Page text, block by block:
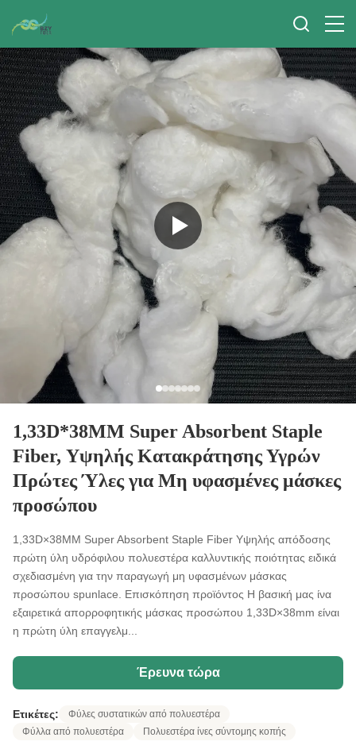
1,33D*38MM Super Absorbent Staple
Fiber, Υψηλής Κατακράτησης Υγρών
Πρώτες Ύλες για Μη υφασμένες μάσκες
προσώπου
1,33D×38MM Super Absorbent Staple Fiber Υψηλής απόδοσης
πρώτη ύλη υδρόφιλου πολυεστέρα καλλυντικής ποιότητας ειδικά
σχεδιασμένη για την παραγωγή μη υφασμένων μάσκας
προσώπου spunlace. Επισκόπηση προϊόντος Η βασική μας ίνα
εξαιρετικά απορροφητικής μάσκας προσώπου 1,33D×38mm είναι
η πρώτη ύλη επαγγελμ...
Έρευνα τώρα
Ετικέτες:
Φύλες συστατικών από πολυεστέρα
Φύλλα από πολυεστέρα
Πολυεστέρα ίνες σύντομης κοπής